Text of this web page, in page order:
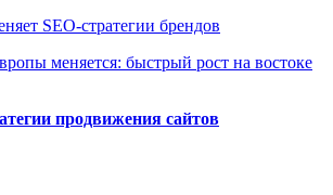
SEO-стратегии брендов
меняется: быстрый рост на востоке
продвижения сайтов